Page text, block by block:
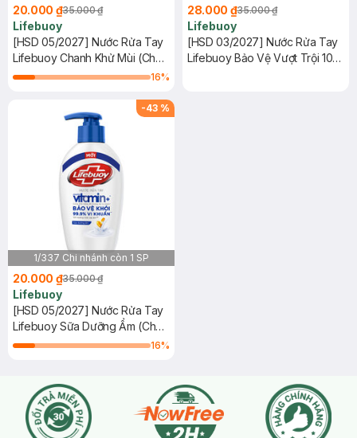
20.000 ₫35.000 ₫
Lifebuoy
[HSD 05/2027] Nước Rửa Tay
Lifebuoy Chanh Khử Mùi (Chai
180g)
16%
28.000 ₫35.000 ₫
Lifebuoy
[HSD 03/2027] Nước Rửa Tay
Lifebuoy Bảo Vệ Vượt Trội 10
-43 %
1/337 Chi nhánh còn 1 SP
20.000 ₫35.000 ₫
Lifebuoy
[HSD 05/2027] Nước Rửa Tay
Lifebuoy Sữa Dưỡng Ẩm (Chai
180g)
16%